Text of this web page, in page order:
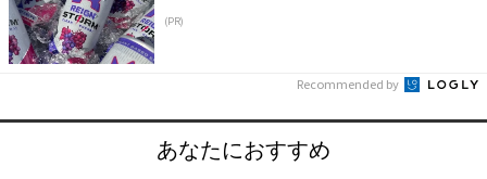
(PR)
Recommended by
あなたにおすすめ